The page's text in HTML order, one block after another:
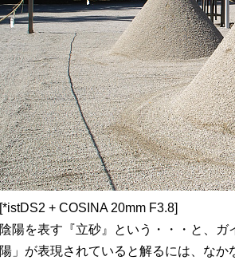
[*istDS2 + COSINA 20mm F3.8]
陰陽を表す『立砂』という・・・と、
陽」が表現されていると解るには、なか